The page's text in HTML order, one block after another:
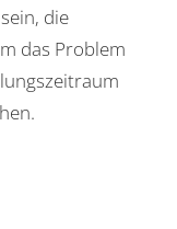
die
das Problem